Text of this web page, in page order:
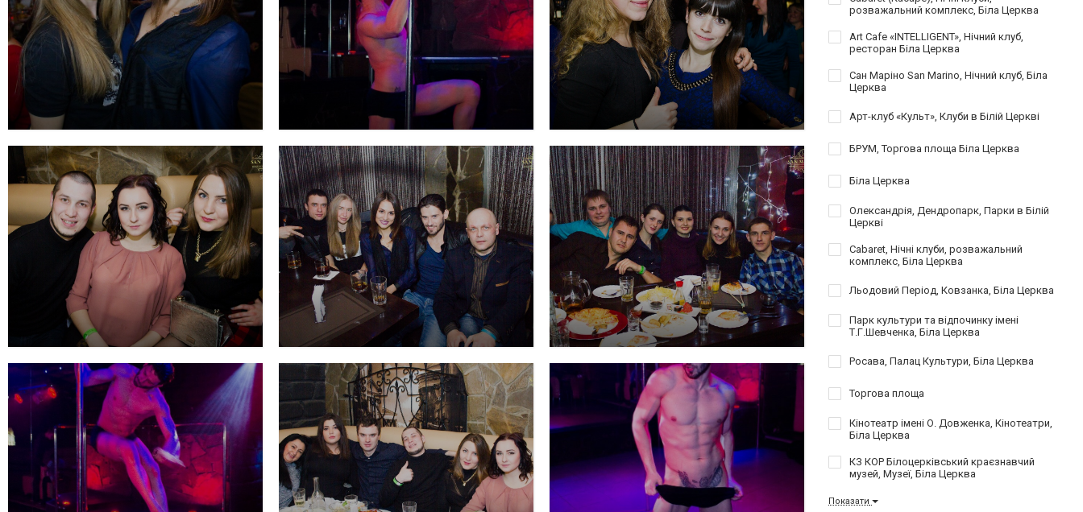
розважальний комплекс, Біла Церква
Art Cafe «INTELLIGENT», Нічний клуб,
ресторан Біла Церква
Сан Маріно San Marino, Нічний клуб, Біла
Церква
Арт-клуб «Культ», Клуби в Білій Церкві
БРУМ, Торгова площа Біла Церква
Біла Церква
Олександрія, Дендропарк, Парки в Білій
Церкві
Cabaret, Нічні клуби, розважальний
комплекс, Біла Церква
Льодовий Період, Ковзанка, Біла Церква
Парк культури та відпочинку імені
Т.Г.Шевченка, Біла Церква
Росава, Палац Культури, Біла Церква
Торгова площа
Кінотеатр імені О. Довженка, Кінотеатри,
Біла Церква
КЗ КОР Білоцерківський краєзнавчий
музей, Музеї, Біла Церква
Показати